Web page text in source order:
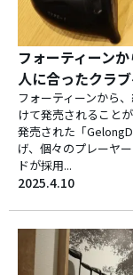
フォーティーン
人に合ったクラ
フォーティーンから
けて発売されること
発売された「
げ、個々のプレーヤ
ドが採用...
2025.4.10